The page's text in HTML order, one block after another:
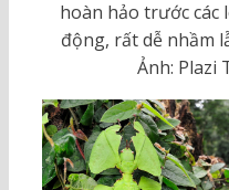
hoàn hảo trước các
động, rất dễ nhầm
Ảnh: Plazi